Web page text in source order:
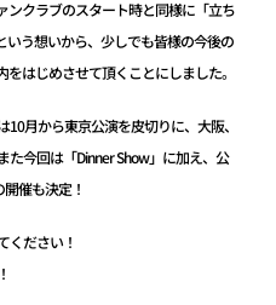
ンクラブのスタート時と同様に「立ち
う想いから、少しでも皆様の今後の
はじめさせて頂くことにしました。
10月から東京公演を皮切りに、大阪、
今回は「Dinner Show」に加え、公
催も決定！
ください！